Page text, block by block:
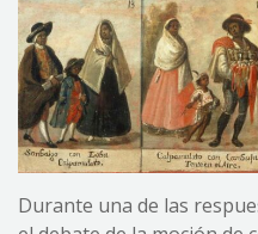
Durante una de las